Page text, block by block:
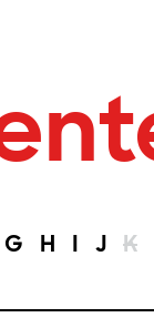
G H I J K